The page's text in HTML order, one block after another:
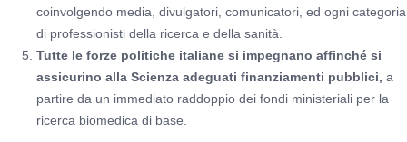
coinvolgendo media, divulgatori, comunicatori, ed ogni categoria
di professionisti della ricerca e della sanità.
Tutte le forze politiche italiane si impegnano affinché si
assicurino alla Scienza adeguati finanziamenti pubblici, a
partire da un immediato raddoppio dei fondi ministeriali per la
ricerca biomedica di base.